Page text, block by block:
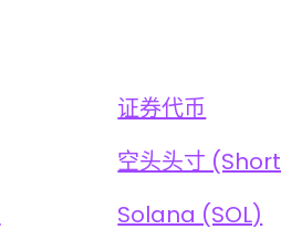
证券代币
空头头寸
Solana (SOL)